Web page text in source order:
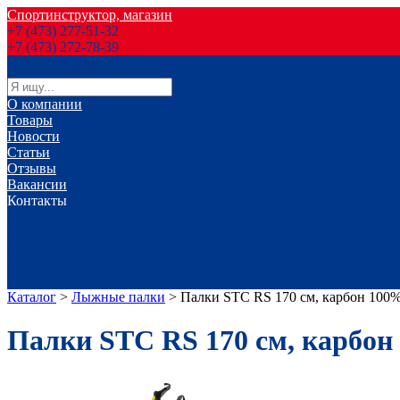
Спортинструктор, магазин
+7 (473) 277-51-32
+7 (473) 272-78-39
О компании
Товары
Новости
Статьи
Отзывы
Вакансии
Контакты
Каталог > Лыжные палки > Палки STC RS 170 см, карбон
Палки STC RS 170 см, карбон